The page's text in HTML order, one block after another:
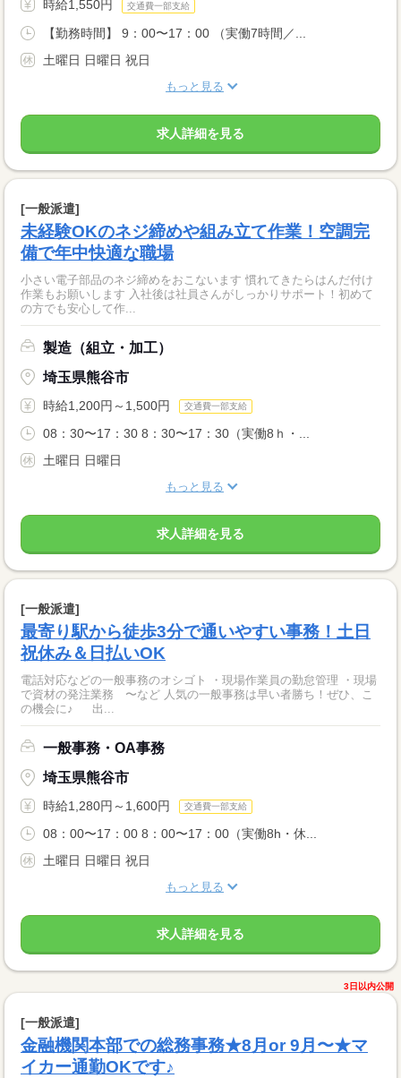
時給1,550円 交通費一部支給
【勤務時間】 9：00〜17：00 （実働7時間／...
土曜日 日曜日 祝日
もっと見る
求人詳細を見る
[一般派遣]
未経験OKのネジ締めや組み立て作業！空調完
備で年中快適な職場
小さい電子部品のネジ締めをおこないます 慣れてきたらはんだ付け
作業もお願いします 入社後は社員さんがしっかりサポート！初めて
の方でも安心して作...
製造（組立・加工）
埼玉県熊谷市
時給1,200円～1,500円 交通費一部支給
08：30〜17：30 8：30〜17：30（実働8ｈ・...
土曜日 日曜日
もっと見る
求人詳細を見る
[一般派遣]
最寄り駅から徒歩3分で通いやすい事務！土日
祝休み＆日払いOK
電話対応などの一般事務のオシゴト ・現場作業員の勤怠管理 ・現場
で資材の発注業務 〜など 人気の一般事務は早い者勝ち！ぜひ、こ
の機会に♪ 出...
一般事務・OA事務
埼玉県熊谷市
時給1,280円～1,600円 交通費一部支給
08：00〜17：00 8：00〜17：00（実働8h・休...
土曜日 日曜日 祝日
もっと見る
求人詳細を見る
3日以内公開
[一般派遣]
金融機関本部での総務事務★8月or 9月〜★マ
イカー通勤OKです♪